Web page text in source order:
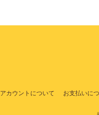
アカウントについて お支払いに